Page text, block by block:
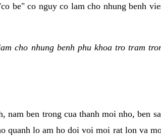
be" co nguy co lam cho nhung benh
cho nhung benh phu khoa tro tram
ben trong cua thanh moi nho, ben
quanh lo am ho doi voi moi rat lon va